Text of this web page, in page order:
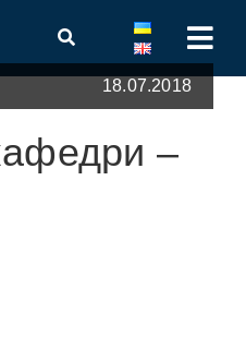
18.07.2018
–